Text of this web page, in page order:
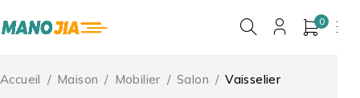
0
Accueil / Maison / Mobilier / Salon / Vaisselier